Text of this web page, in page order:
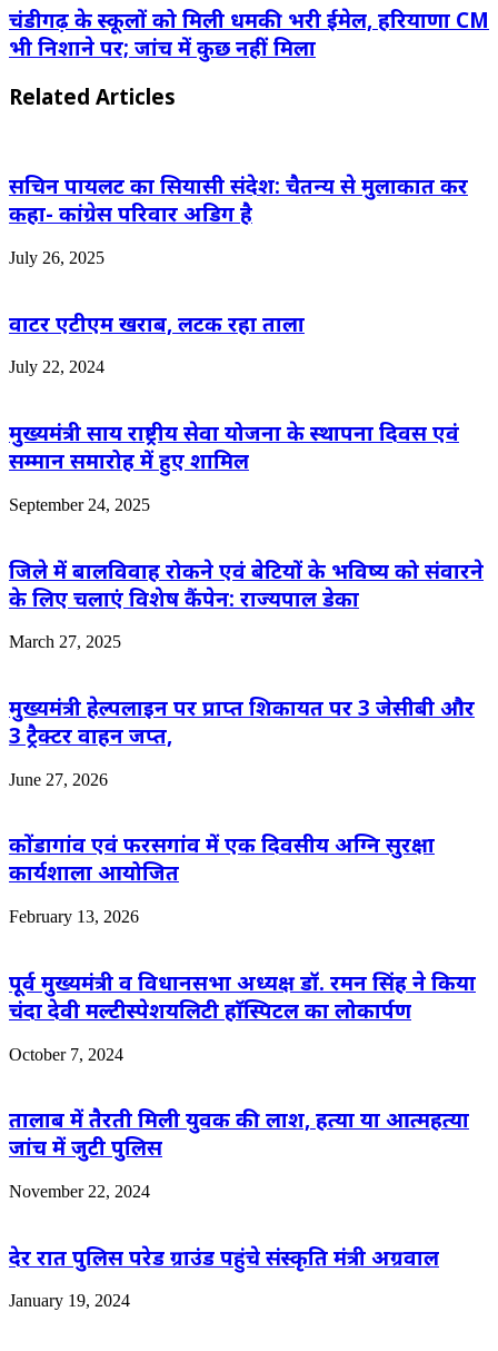
चंडीगढ़ के स्कूलों को मिली धमकी भरी ईमेल, हरियाणा CM
भी निशाने पर; जांच में कुछ नहीं मिला
Related Articles
सचिन पायलट का सियासी संदेश: चैतन्य से मुलाकात कर
कहा- कांग्रेस परिवार अडिग है
July 26, 2025
वाटर एटीएम खराब, लटक रहा ताला
July 22, 2024
मुख्यमंत्री साय राष्ट्रीय सेवा योजना के स्थापना दिवस एवं
सम्मान समारोह में हुए शामिल
September 24, 2025
जिले में बालविवाह रोकने एवं बेटियों के भविष्य को संवारने
के लिए चलाएं विशेष कैंपेन: राज्यपाल डेका
March 27, 2025
मुख्यमंत्री हेल्पलाइन पर प्राप्त शिकायत पर 3 जेसीबी और
3 ट्रैक्टर वाहन जप्त,
June 27, 2026
कोंडागांव एवं फरसगांव में एक दिवसीय अग्नि सुरक्षा
कार्यशाला आयोजित
February 13, 2026
पूर्व मुख्यमंत्री व विधानसभा अध्यक्ष डॉ. रमन सिंह ने किया
चंदा देवी मल्टीस्पेशयलिटी हाॅस्पिटल का लोकार्पण
October 7, 2024
तालाब में तैरती मिली युवक की लाश, हत्या या आत्महत्या
जांच में जुटी पुलिस
November 22, 2024
देर रात पुलिस परेड ग्राउंड पहुंचे संस्कृति मंत्री अग्रवाल
January 19, 2024